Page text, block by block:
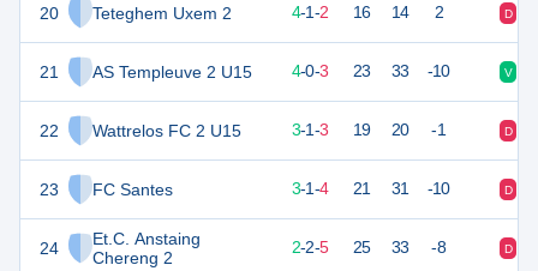
20 Teteghem Uxem 2
21 AS Templeuve 2 U15
22 Wattrelos FC 2 U15
23 FC Santes
24
Et.C. Anstaing
Chereng 2
11 4-1-2 16 14 2 D
10 4-0-3 23 33 -10 V
10 3-1-3 19 20 -1 D
3-1-4 21 31 -10 D
2-2-5 25 33 -8 D